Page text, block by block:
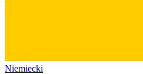
Niemiecki